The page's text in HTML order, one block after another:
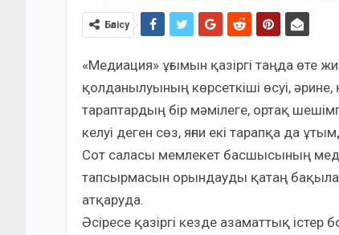
Бөлісу
«Медиация» ұғымын қазіргі таңда өте
қолданылуының көрсеткіші өсуі,
тараптардың бір мәмілеге, ортақ
келуі деген сөз, яғни екі тарапқа да
Сот саласы мемлекет басшысының
тапсырмасын орындауды қатаң
атқаруда.
Әсіресе қазіргі кезде азаматтық